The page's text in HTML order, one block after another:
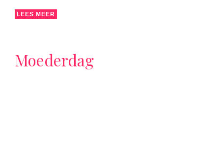
LEES MEER
Moederdag